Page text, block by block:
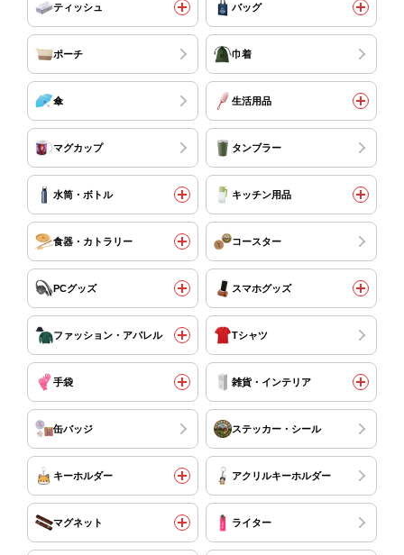
ティッシュ バッグ
ポーチ 巾着
傘 生活用品
マグカップ タンブラー
水筒・ボトル キッチン用品
食器・カトラリー コースター
PCグッズ スマホグッズ
ファッション・アパレル Tシャツ
手袋 雑貨・インテリア
缶バッジ ステッカー・シール
キーホルダー アクリルキーホルダー
マグネット ライター